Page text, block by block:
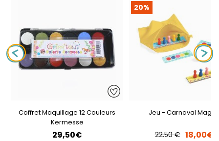
Coffret Maquillage 12 Couleurs
Kermesse
29,50€
20%
Jeu - Carnaval
22.50 € 18,00€